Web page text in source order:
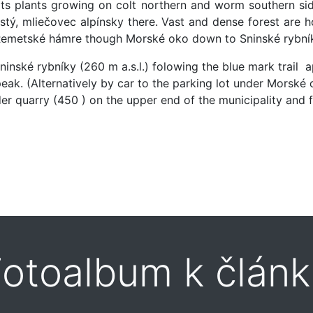
plants growing on colt northern and worm southern
mliečovec alpínsky there. Vast and dense forest
hámre though Morské oko down to Sninské
rybníky (260 m a.s.l.) folowing the blue mark trail
(Alternatively by car to the parking lot under
quarry (450 ) on the upper end of the municipality
k